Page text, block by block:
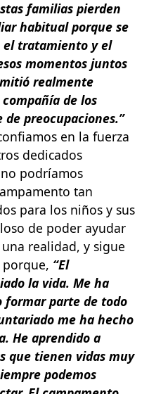
familias pierden
habitual porque se
el tratamiento y el
momentos juntos
realmente
de los
preocupaciones.”
en la fuerza
dedicados
podríamos
tan
para los niños y sus
de poder ayudar
realidad, y sigue
“El
la vida. Me ha
formar parte de todo
me ha hecho
He aprendido a
que tienen vidas muy
podemos